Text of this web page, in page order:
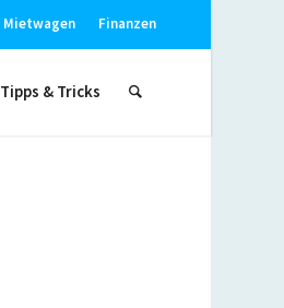
Mietwagen Finanzen
Tipps & Tricks